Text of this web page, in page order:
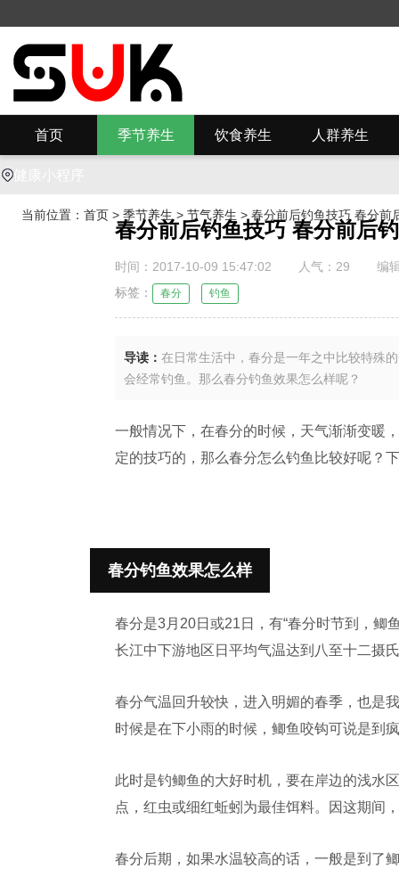
首页 季节养生 饮食养生 人群养生
健康小程序
当前位置： 首页 > 季节养生 > 节气养生 > 春分前后钓鱼技巧 春分前
春分前后钓鱼技巧 春分前后
时间：2017-10-09 15:47:02 人气： 29
编
标签：
春分 钓鱼
导读： 在日常生活中，春分是一年之中比较特殊
会经常钓鱼。那么春分钓鱼效果怎么样呢？
一般情况下，在春分的时候，天气渐渐变暖
定的技巧的，那么春分怎么钓鱼比较好呢？
春分钓鱼效果怎么样
春分是3月20日或21日，有“春分时节到，鲫
长江中下游地区日平均气温达到八至十二摄
春分气温回升较快，进入明媚的春季，也是
时候是在下小雨的时候，鲫鱼咬钩可说是到
此时是钓鲫鱼的大好时机，要在岸边的浅水
点，红虫或细红蚯蚓为最佳饵料。因这期间
春分后期，如果水温较高的话，一般是到了